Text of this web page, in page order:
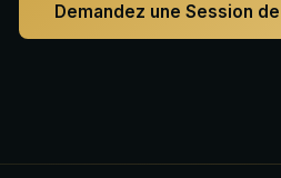
Demandez une Session